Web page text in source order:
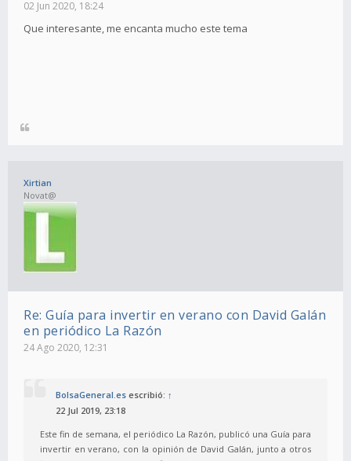
02 Jun 2020, 18:24
Que interesante, me encanta mucho este tema
Xirtian
Novat@
Re: Guía para invertir en verano con David Galán
en periódico La Razón
24 Ago 2020, 12:31
BolsaGeneral.es escribió: ↑
22 Jul 2019, 23:18
Este fin de semana, el periódico La Razón, publicó una Guía para
invertir en verano, con la opinión de David Galán, junto a otros